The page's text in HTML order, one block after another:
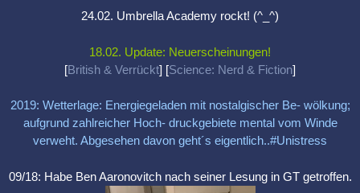
24.02. Umbrella Academy rockt! (^_^)
18.02. Update: Neuerscheinungen!
[British & Verrückt] [Science: Nerd & Fiction]
2019: Wetterlage: Energiegeladen mit nostalgischer Be- wölkung;
aufgrund zahlreicher Hoch- druckgebiete mental vom Winde
verweht. Abgesehen davon geht´s eigentlich..#Unistress
09/18: Habe Ben Aaronovitch nach seiner Lesung in GT getroffen.